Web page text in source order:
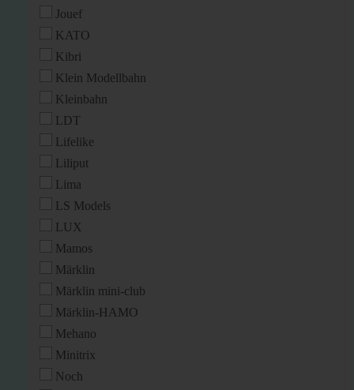
Jouef
KATO
Kibri
Klein Modellbahn
Kleinbahn
LDT
Lifelike
Liliput
Lima
LS Models
LUX
Mamos
Märklin
Märklin mini-club
Märklin-HAMO
Mehano
Minitrix
Noch